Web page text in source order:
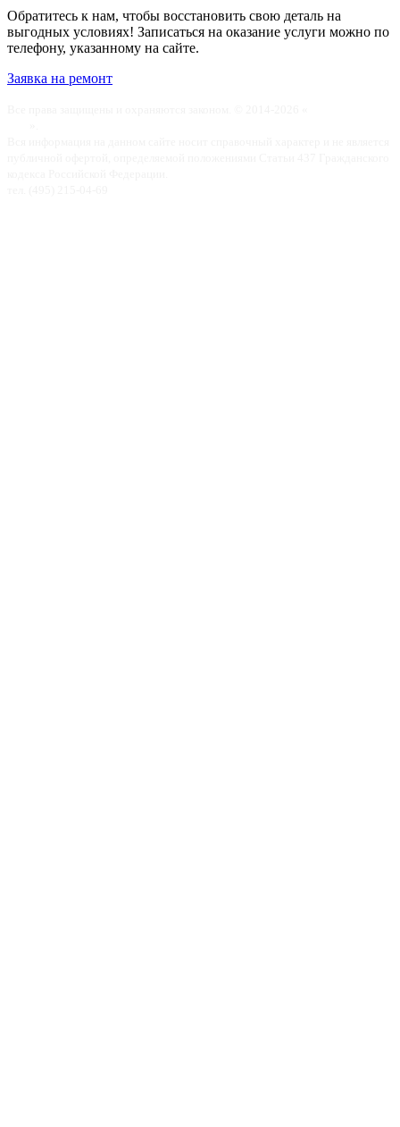
Обратитесь к нам, чтобы восстановить свою деталь на
выгодных условиях! Записаться на оказание услуги можно по
телефону, указанному на сайте.
Заявка на ремонт